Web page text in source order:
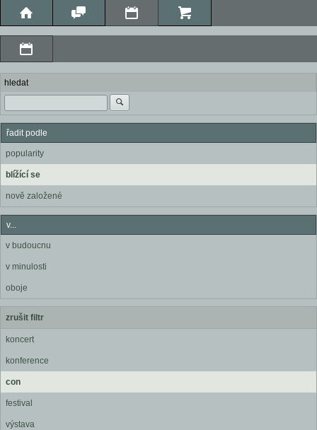
hledat
řadit podle
popularity
blížící se
nově založené
v...
v budoucnu
v minulosti
oboje
zrušit filtr
koncert
konference
con
festival
výstava